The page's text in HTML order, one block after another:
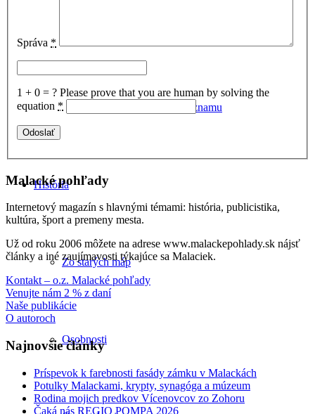
Územia európskeho významu
História
Zo starých máp
Osobnosti
Správa *
1 + 0 = ? Please prove that you are human by solving the
equation *
Malacké pohľady
Internetový magazín s hlavnými témami: história, publicistika,
kultúra, šport a premeny mesta.
Už od roku 2006 môžete na adrese www.malackepohlady.sk nájsť
články a iné zaujímavosti týkajúce sa Malaciek.
Kontakt – o.z. Malacké pohľady
Venujte nám 2 % z daní
Naše publikácie
O autoroch
Najnovšie články
Príspevok k farebnosti fasády zámku v Malackách
Potulky Malackami, krypty, synagóga a múzeum
Rodina mojich predkov Vícenovcov zo Zohoru
Čaká nás REGIO POMPA 2026